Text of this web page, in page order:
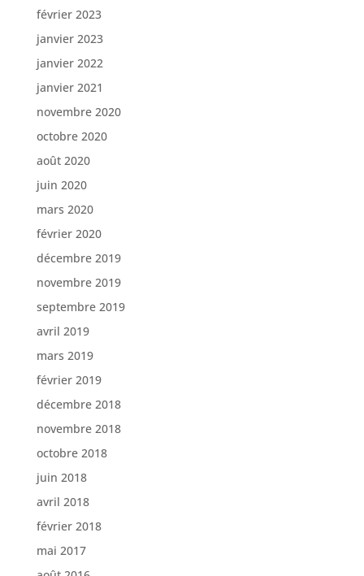
février 2023
janvier 2023
janvier 2022
janvier 2021
novembre 2020
octobre 2020
août 2020
juin 2020
mars 2020
février 2020
décembre 2019
novembre 2019
septembre 2019
avril 2019
mars 2019
février 2019
décembre 2018
novembre 2018
octobre 2018
juin 2018
avril 2018
février 2018
mai 2017